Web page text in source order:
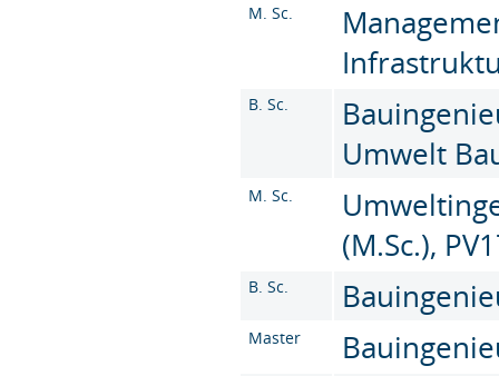
M. Sc.
B. Sc.
Umwelt
M. Sc.
(M.Sc.),
B. Sc.
Master